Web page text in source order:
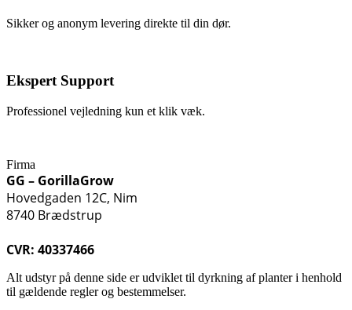
Sikker og anonym levering direkte til din dør.
Ekspert Support
Professionel vejledning kun et klik væk.
Firma
GG – GorillaGrow
Hovedgaden 12C, Nim
8740 Brædstrup
CVR: 40337466
Alt udstyr på denne side er udviklet til dyrkning af planter i henhold
til gældende regler og bestemmelser.